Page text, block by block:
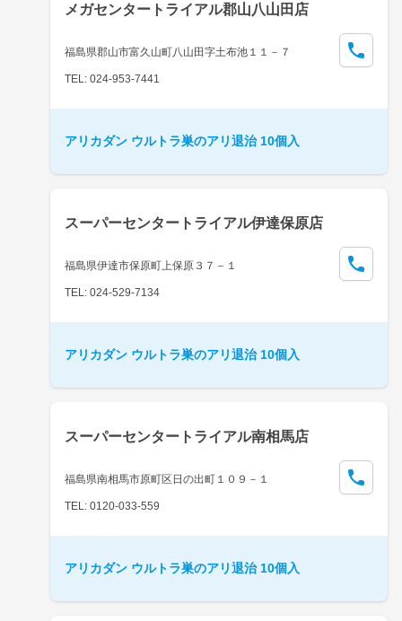
取扱店検索はこちら
メガセンタートライアル郡山八山田店
福島県郡山市富久山町八山田字土布池１１－７
TEL: 024-953-7441
アリカダン ウルトラ巣のアリ退治 10個入
スーパーセンタートライアル伊達保原店
福島県伊達市保原町上保原３７－１
TEL: 024-529-7134
アリカダン ウルトラ巣のアリ退治 10個入
スーパーセンタートライアル南相馬店
福島県南相馬市原町区日の出町１０９－１
TEL: 0120-033-559
アリカダン ウルトラ巣のアリ退治 10個入